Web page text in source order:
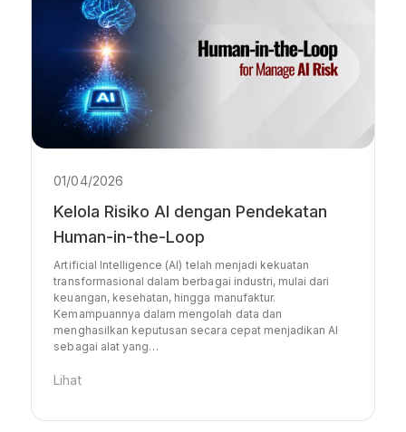
01/04/2026
Kelola Risiko AI dengan Pendekatan
Human-in-the-Loop
Artificial Intelligence (AI) telah menjadi kekuatan
transformasional dalam berbagai industri, mulai dari
keuangan, kesehatan, hingga manufaktur.
Kemampuannya dalam mengolah data dan
menghasilkan keputusan secara cepat menjadikan AI
sebagai alat yang…
Lihat